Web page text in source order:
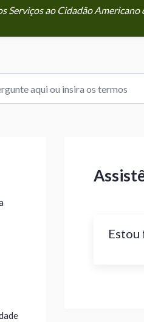
Serviços ao Cidadão
Estou